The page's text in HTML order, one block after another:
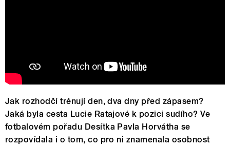
Jak rozhodčí trénují den, dva dny před zápasem?
Jaká byla cesta Lucie Ratajové k pozici sudího? Ve
fotbalovém pořadu Desítka Pavla Horvátha se
rozpovídala i o tom, co pro ni znamenala osobnost